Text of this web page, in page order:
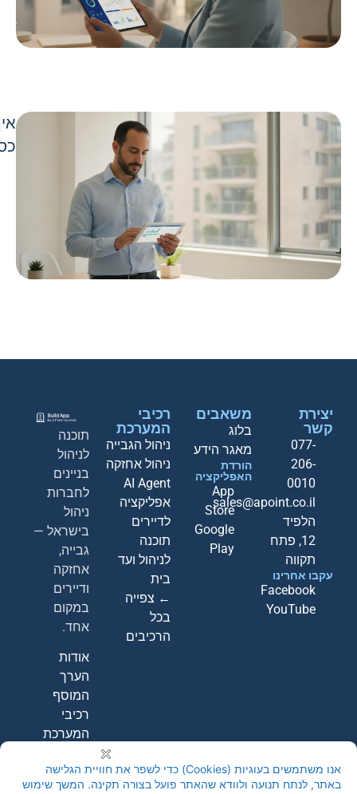
תוכנה
לניהול
בניינים
לחברות
ניהול
בישראל —
גבייה,
אחזקה
ודיירים
במקום
אחד.
אודות
הערך
המוסף
רכיבי
המערכת
הדגמה
חינם
רכיבי
המערכת
ניהול הגבייה
ניהול אחזקה
AI Agent
אפליקציה
לדיירים
תוכנה
לניהול ועד
בית
← צפייה
בכל
הרכיבים
משאבים
בלוג
מאגר הידע
הורדת
האפליקציה
App
Store
Google
Play
יצירת
קשר
077-
206-
0010
sales@apoint.co.il
הלפיד
12, פתח
תקווה
עקבו אחרינו
Facebook
YouTube